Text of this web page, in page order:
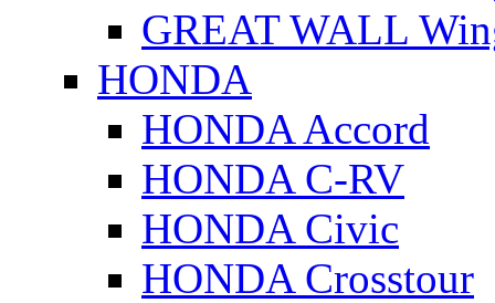
GREAT WALL
HONDA
HONDA Accord
HONDA C-RV
HONDA Civic
HONDA Crosstour